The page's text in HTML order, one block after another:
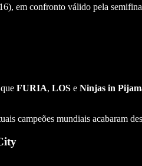
em confronto válido pela
FURIA, LOS e Ninjas in
campeões mundiais acabaram